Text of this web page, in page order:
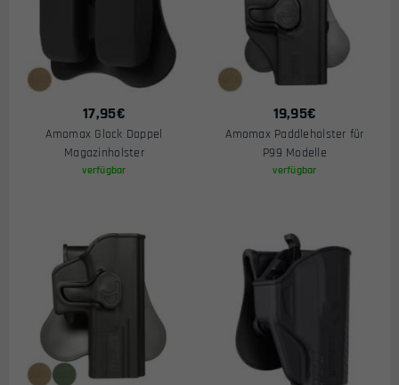
17,95€
Amomax Glock Doppel
Magazinholster
verfügbar
19,95€
Amomax Paddleholster für
P99 Modelle
verfügbar